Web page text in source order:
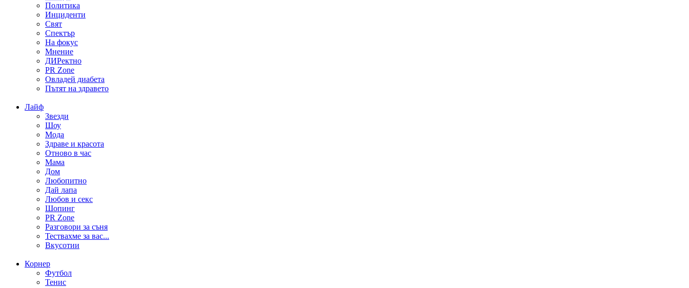
Политика
Инциденти
Свят
Спектър
На фокус
Мнение
ДИРектно
PR Zone
Овладей диабета
Пътят на здравето
Лайф
Звезди
Шоу
Мода
Здраве и красота
Отново в час
Мама
Дом
Любопитно
Дай лапа
Любов и секс
Шопинг
PR Zone
Разговори за съня
Тествахме за вас...
Вкусотии
Корнер
Футбол
Тенис